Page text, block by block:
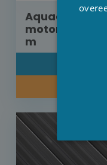
Aquadeck
motor
m